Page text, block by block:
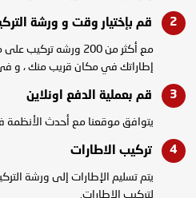
قم بإختيار وقت و ورشة
مع أكثر من 200 ورشه
إطاراتك في مكان قريب منك ، و
قم بعملية الدفع اونلاين
يتوافق موقعنا مع أحدث الأنظمة
تركيب الاطارات
يتم تسليم الإطارات إلى ورشة
لتركيب الإطارات.